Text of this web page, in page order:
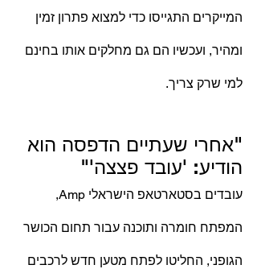
המייקרים התגייסו כדי למצוא פתרון זמין
ומהיר, ועכשיו הם גם מחלקים אותו בחינם
למי שרק צריך.
"אחרי שעתיים הדפסה הוא
הודיע: 'עובד פצצה'"
עובדים בסטארטאפ הישראלי Amp,
המפתח חומרה ותוכנה עבור תחום הכושר
הגופני, החליטו לפתח מטען חדש לרכבים